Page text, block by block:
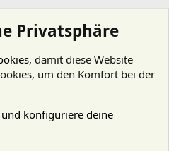
Privatsphäre
, damit diese Website
um den Komfort bei der
konfiguriere deine